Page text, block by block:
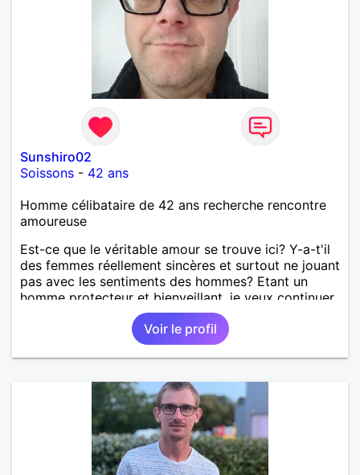
Sunshiro02
Soissons - 42 ans
Homme célibataire de 42 ans recherche rencontre
amoureuse
Est-ce que le véritable amour se trouve ici? Y-a-t'il
des femmes réellement sincères et surtout ne jouant
pas avec les sentiments des hommes? Etant un
homme protecteur et bienveillant, je veux continuer
d'y croire et pouvoir enfin former la petite famille
que je désir temps. Faux profil, profiteuse et autres
joyeuseté passer votre chemin, vous ne
m'intéressez pas du tout!
Voir le profil